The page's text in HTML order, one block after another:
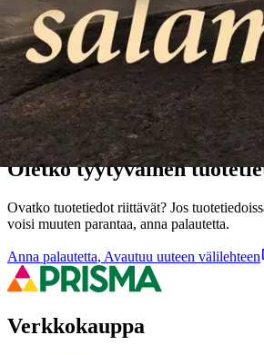
Näytä lisää tuotekuvausta
Ominaisuudet
Oletko tyytyväinen
Ovatko tuotetiedot riittävät? Jos
voisi muuten parantaa, anna palautetta.
Anna palautetta, Avautuu uuteen välilehteen
Verkkokauppa